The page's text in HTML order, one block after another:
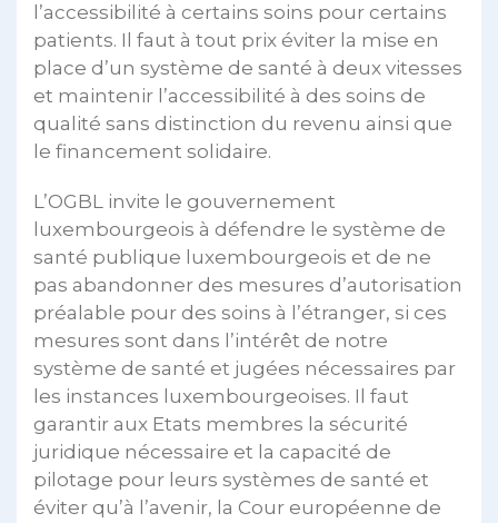
l’accessibilité à certains soins pour certains
patients. Il faut à tout prix éviter la mise en
place d’un système de santé à deux vitesses
et maintenir l’accessibilité à des soins de
qualité sans distinction du revenu ainsi que
le financement solidaire.
L’OGBL invite le gouvernement
luxembourgeois à défendre le système de
santé publique luxembourgeois et de ne
pas abandonner des mesures d’autorisation
préalable pour des soins à l’étranger, si ces
mesures sont dans l’intérêt de notre
système de santé et jugées nécessaires par
les instances luxembourgeoises. Il faut
garantir aux Etats membres la sécurité
juridique nécessaire et la capacité de
pilotage pour leurs systèmes de santé et
éviter qu’à l’avenir, la Cour européenne de